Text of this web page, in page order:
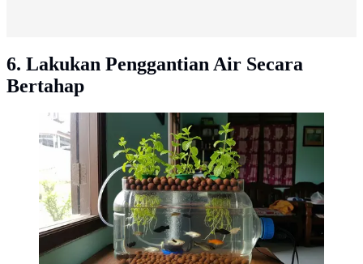
6. Lakukan Penggantian Air Secara
Bertahap